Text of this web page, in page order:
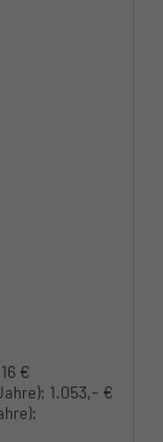
€
: 1.053,- €
: